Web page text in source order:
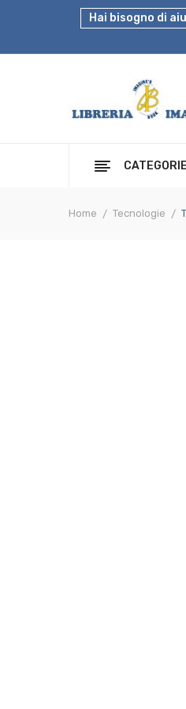
Hai bisogno di
CATEGORIE
Home Tecnologie